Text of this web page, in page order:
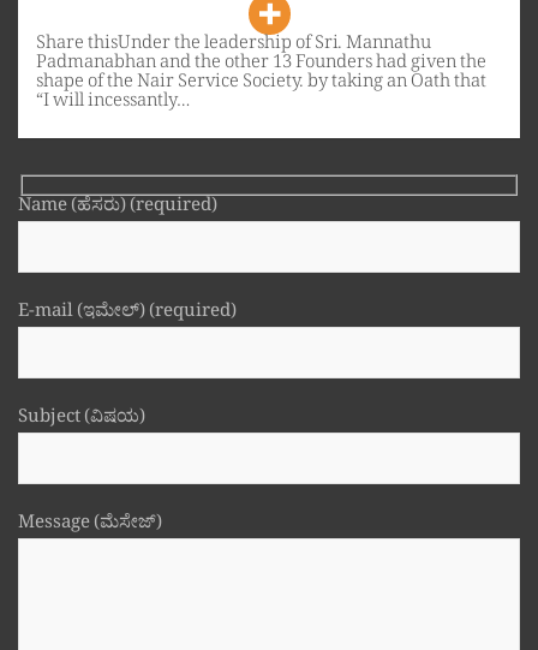
Share thisUnder the leadership of Sri. Mannathu
Padmanabhan and the other 13 Founders had given the
shape of the Nair Service Society. by taking an Oath that
“I will incessantly…
Name (ಹೆಸರು) (required)
E-mail (ಇಮೇಲ್) (required)
Subject (ವಿಷಯ)
Message (ಮೆಸೇಜ್)